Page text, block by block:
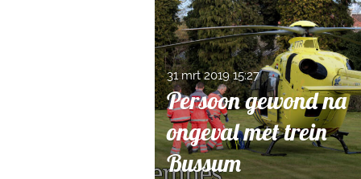
Persoon gewond na
ongeval met trein
Bussum
31 mrt 2019 15:27